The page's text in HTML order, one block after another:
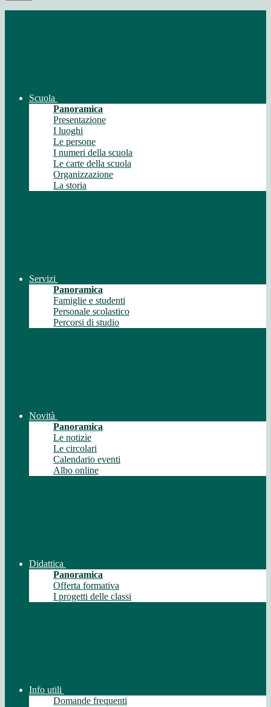
Scuola
Panoramica
Presentazione
I luoghi
Le persone
I numeri della scuola
Le carte della scuola
Organizzazione
La storia
Servizi
Panoramica
Famiglie e studenti
Personale scolastico
Percorsi di studio
Novità
Panoramica
Le notizie
Le circolari
Calendario eventi
Albo online
Didattica
Panoramica
Offerta formativa
I progetti delle classi
Info utili
Domande frequenti